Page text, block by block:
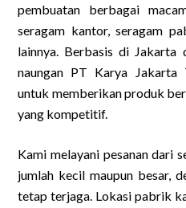
pembuatan berbagai
seragam kantor, seragam
lainnya. Berbasis di
naungan PT Karya Jakarta
untuk memberikan produk
yang kompetitif.
Kami melayani pesanan dari
jumlah kecil maupun besar,
tetap terjaga. Lokasi pabrik